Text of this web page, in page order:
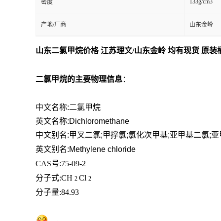
密度 133g/cm3
产地/厂商 山东金岭
山东二氯甲烷价格 江苏理文/山东金岭 均有现货 原装
二氯甲烷的主要物理信息：
中文名称:二氯甲烷
英文名称:Dichloromethane
中文别名:甲叉二氯;甲撑氯;氯化次甲基;亚甲基二氯;
英文别名:Methylene chloride
CAS号:75-09-2
分子式:CH 2 Cl 2
分子量:84.93